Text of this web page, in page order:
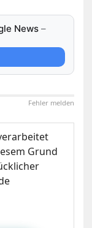
News –
Fehler melden
Grund